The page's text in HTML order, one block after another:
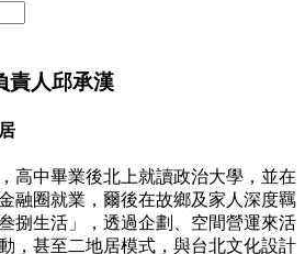
責人邱承漢
高中畢業後北上就讀政治大學，並在
融圈就業，爾後在故鄉及家人深度羈
捌生活」，透過企劃、空間營運來活
，甚至二地居模式，與台北文化設計